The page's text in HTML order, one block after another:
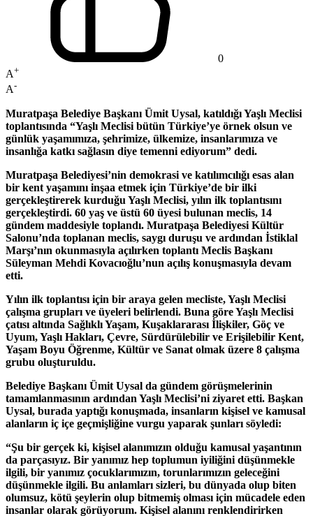
0
A+
A-
Muratpaşa Belediye Başkanı Ümit Uysal, katıldığı Yaşlı Meclisi
toplantısında “Yaşlı Meclisi bütün Türkiye’ye örnek olsun ve
günlük yaşamımıza, şehrimize, ülkemize, insanlarımıza ve
insanlığa katkı sağlasın diye temenni ediyorum” dedi.
Muratpaşa Belediyesi’nin demokrasi ve katılımcılığı esas alan
bir kent yaşamını inşaa etmek için Türkiye’de bir ilki
gerçekleştirerek kurduğu Yaşlı Meclisi, yılın ilk toplantısını
gerçekleştirdi. 60 yaş ve üstü 60 üyesi bulunan meclis, 14
gündem maddesiyle toplandı. Muratpaşa Belediyesi Kültür
Salonu’nda toplanan meclis, saygı duruşu ve ardından İstiklal
Marşı’nın okunmasıyla açılırken toplantı Meclis Başkanı
Süleyman Mehdi Kovacıoğlu’nun açılış konuşmasıyla devam
etti.
Yılın ilk toplantısı için bir araya gelen mecliste, Yaşlı Meclisi
çalışma grupları ve üyeleri belirlendi. Buna göre Yaşlı Meclisi
çatısı altında Sağlıklı Yaşam, Kuşaklararası İlişkiler, Göç ve
Uyum, Yaşlı Hakları, Çevre, Sürdürülebilir ve Erişilebilir Kent,
Yaşam Boyu Öğrenme, Kültür ve Sanat olmak üzere 8 çalışma
grubu oluşturuldu.
Belediye Başkanı Ümit Uysal da gündem görüşmelerinin
tamamlanmasının ardından Yaşlı Meclisi’ni ziyaret etti. Başkan
Uysal, burada yaptığı konuşmada, insanların kişisel ve kamusal
alanların iç içe geçmişliğine vurgu yaparak şunları söyledi:
“Şu bir gerçek ki, kişisel alanımızın olduğu kamusal yaşantının
da parçasıyız. Bir yanımız hep toplumun iyiliğini düşünmekle
ilgili, bir yanımız çocuklarımızın, torunlarımızın geleceğini
düşünmekle ilgili. Bu anlamları sizleri, bu dünyada olup biten
olumsuz, kötü şeylerin olup bitmemiş olması için mücadele eden
insanlar olarak görüyorum. Kişisel alanını renklendirirken